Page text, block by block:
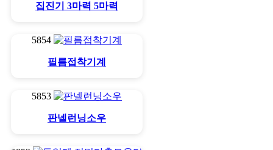
집진기 3마력 5마력
5854
필름접착기계
5853
판넬런닝소우